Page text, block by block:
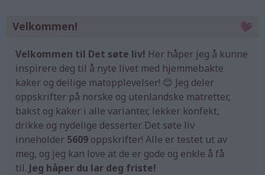
Velkommen!
Velkommen til Det søte liv! Her håper jeg å kunne
inspirere deg til å nyte livet med hjemmebakte
kaker og deilige matopplevelser! 😊 Jeg deler
oppskrifter på norske og utenlandske matretter,
bakst og kaker i alle varianter, lekker konfekt,
drikke og nydelige desserter. Det søte liv
inneholder 5609 oppskrifter! Alle er testet ut av
meg, og jeg kan love at de er gode og enkle å få
til. Jeg håper du lar deg friste!